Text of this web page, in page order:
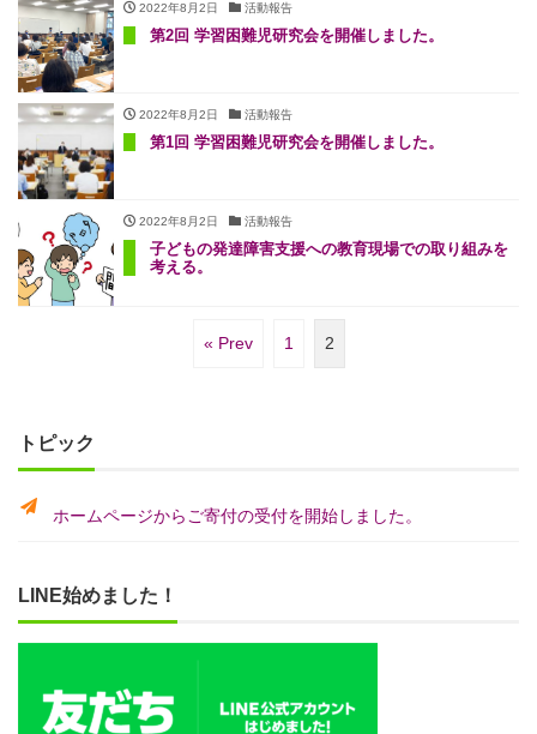
2022年8月2日 活動報告
第2回 学習困難児研究会を開催しました。
2022年8月2日 活動報告
第1回 学習困難児研究会を開催しました。
2022年8月2日 活動報告
子どもの発達障害支援への教育現場での取り組みを
考える。
« Prev 1 2
トピック
ホームページからご寄付の受付を開始しました。
LINE始めました！